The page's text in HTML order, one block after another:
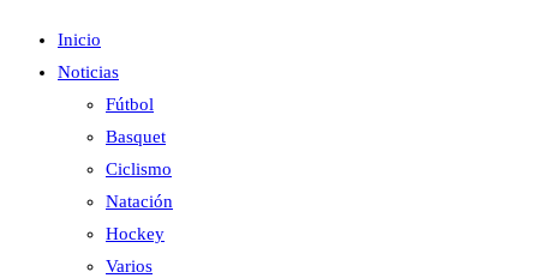
Inicio
Noticias
Fútbol
Basquet
Ciclismo
Natación
Hockey
Varios